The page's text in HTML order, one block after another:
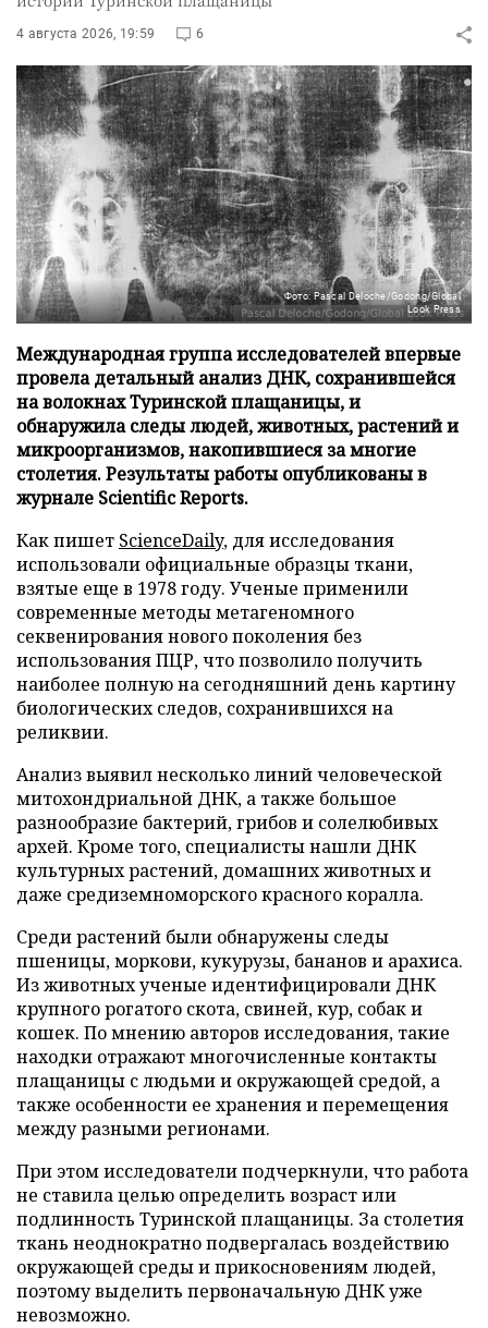
4 августа 2026, 19:59 6
Фото: Pascal Deloche/Godong/Global
Look Press
Международная группа исследователей впервые
провела детальный анализ ДНК, сохранившейся
на волокнах Туринской плащаницы, и
обнаружила следы людей, животных, растений и
микроорганизмов, накопившиеся за многие
столетия. Результаты работы опубликованы в
журнале Scientific Reports.
Как пишет ScienceDaily, для исследования
использовали официальные образцы ткани,
взятые еще в 1978 году. Ученые применили
современные методы метагеномного
секвенирования нового поколения без
использования ПЦР, что позволило получить
наиболее полную на сегодняшний день картину
биологических следов, сохранившихся на
реликвии.
Анализ выявил несколько линий человеческой
митохондриальной ДНК, а также большое
разнообразие бактерий, грибов и солелюбивых
архей. Кроме того, специалисты нашли ДНК
культурных растений, домашних животных и
даже средиземноморского красного коралла.
Среди растений были обнаружены следы
пшеницы, моркови, кукурузы, бананов и арахиса.
Из животных ученые идентифицировали ДНК
крупного рогатого скота, свиней, кур, собак и
кошек. По мнению авторов исследования, такие
находки отражают многочисленные контакты
плащаницы с людьми и окружающей средой, а
также особенности ее хранения и перемещения
между разными регионами.
При этом исследователи подчеркнули, что работа
не ставила целью определить возраст или
подлинность Туринской плащаницы. За столетия
ткань неоднократно подвергалась воздействию
окружающей среды и прикосновениям людей,
поэтому выделить первоначальную ДНК уже
невозможно.